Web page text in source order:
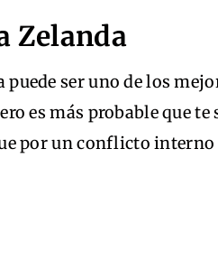
Zelanda
puede ser uno de los
es más probable que
por un conflicto